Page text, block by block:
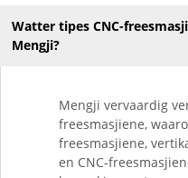
Watter tipes CNC-
Mengji?
Mengji vervaardig
freesmasjiene,
freesmasjiene,
en CNC-